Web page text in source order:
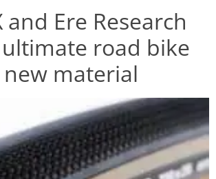
and Ere Research
road bike
material